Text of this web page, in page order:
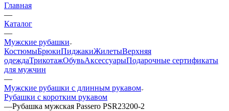
Главная
—
Каталог
—
Мужские рубашки
КостюмыБрюкиПиджакиЖилетыВерхняя
одеждаТрикотажОбувьАксессуарыПодарочные сертификаты
для мужчин
—
Мужские рубашки с длинным рукавом
Рубашки с коротким рукавом
—Рубашка мужская Passero PSR23200-2